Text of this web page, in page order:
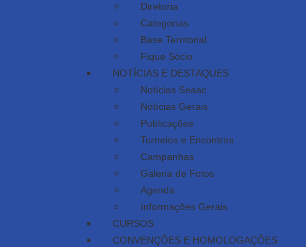
Diretoria
Categorias
Base Territorial
Fique Sócio
NOTÍCIAS E DESTAQUES
Notícias Seaac
Notícias Gerais
Publicações
Torneios e Encontros
Campanhas
Galeria de Fotos
Agenda
Informações Gerais
CURSOS
CONVENÇÕES E HOMOLOGAÇÕES